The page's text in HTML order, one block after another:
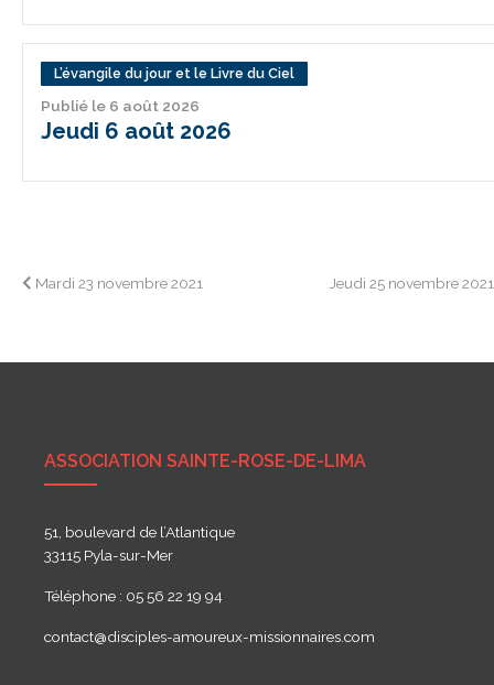
L’évangile du jour et le Livre du Ciel
Publié le 6 août 2026
Jeudi 6 août 2026
Navigation
Mardi 23 novembre 2021 Jeudi 25 novembre
ASSOCIATION SAINTE-ROSE-DE-LIMA
51, boulevard de l’Atlantique
33115 Pyla-sur-Mer
Téléphone : 05 56 22 19 94
contact@disciples-amoureux-missionnaires.com